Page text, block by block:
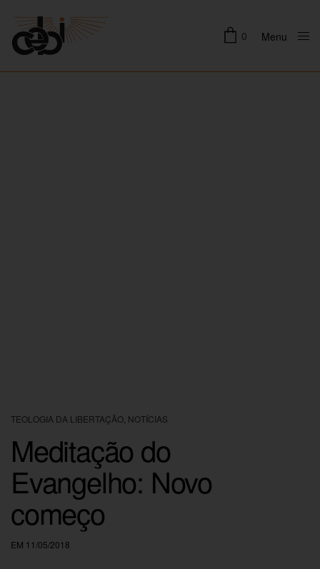
0 Menu
TEOLOGIA DA LIBERTAÇÃO NOTÍCIAS
Meditação do
Evangelho: Novo
começo
EM 11/05/2018